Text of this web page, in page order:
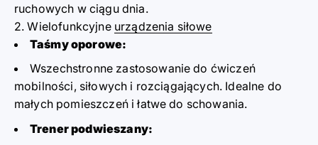
ruchowych w ciągu dnia.
2. Wielofunkcyjne urządzenia siłowe
Taśmy oporowe:
Wszechstronne zastosowanie do ćwiczeń
mobilności, siłowych i rozciągających. Idealne do
małych pomieszczeń i łatwe do schowania.
Trener podwieszany: